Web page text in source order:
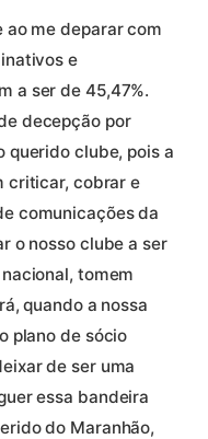
ao me deparar com
e
a ser de 45,47%.
decepção por
querido clube, pois a
criticar, cobrar e
comunicações da
o nosso clube a ser
tomem
quando a nossa
plano de sócio
de ser uma
essa bandeira
do Maranhão,